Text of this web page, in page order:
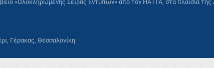
Γέρακας, Θεσσαλονίκη